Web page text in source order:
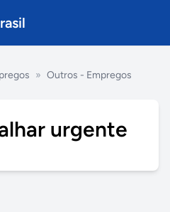
» Outros - Empregos
urgente